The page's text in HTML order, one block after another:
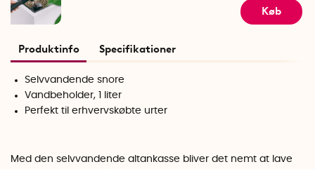
Køb
Produktinfo Specifikationer
Selvvandende snore
Vandbeholder, 1 liter
Perfekt til erhvervskøbte urter
Med den selvvandende altankasse bliver det nemt at lave